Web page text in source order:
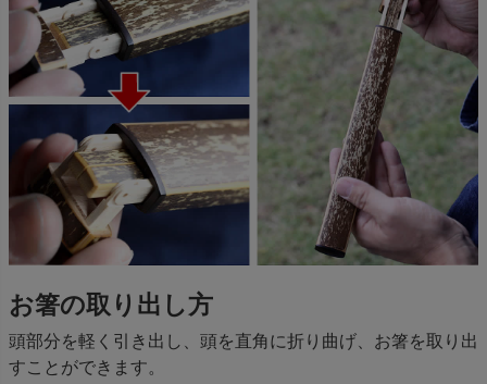
お箸の取り出し方
頭部分を軽く引き出し、頭を直角に折り曲げ、お箸を取り出
すことができます。